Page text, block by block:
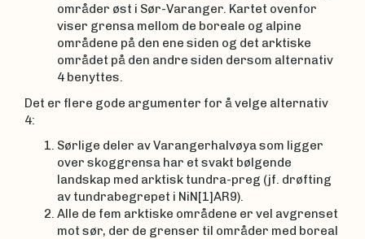
områder øst i Sør-Varanger. Kartet ovenfor
viser grensa mellom de boreale og alpine
områdene på den ene siden og det arktiske
området på den andre siden dersom alternativ
4 benyttes.
Det er flere gode argumenter for å velge alternativ
4:
Sørlige deler av Varangerhalvøya som ligger
over skoggrensa har et svakt bølgende
landskap med arktisk tundra-preg (jf. drøfting
av tundrabegrepet i NiN[1]AR9).
Alle de fem arktiske områdene er vel avgrenset
mot sør, der de grenser til områder med boreal